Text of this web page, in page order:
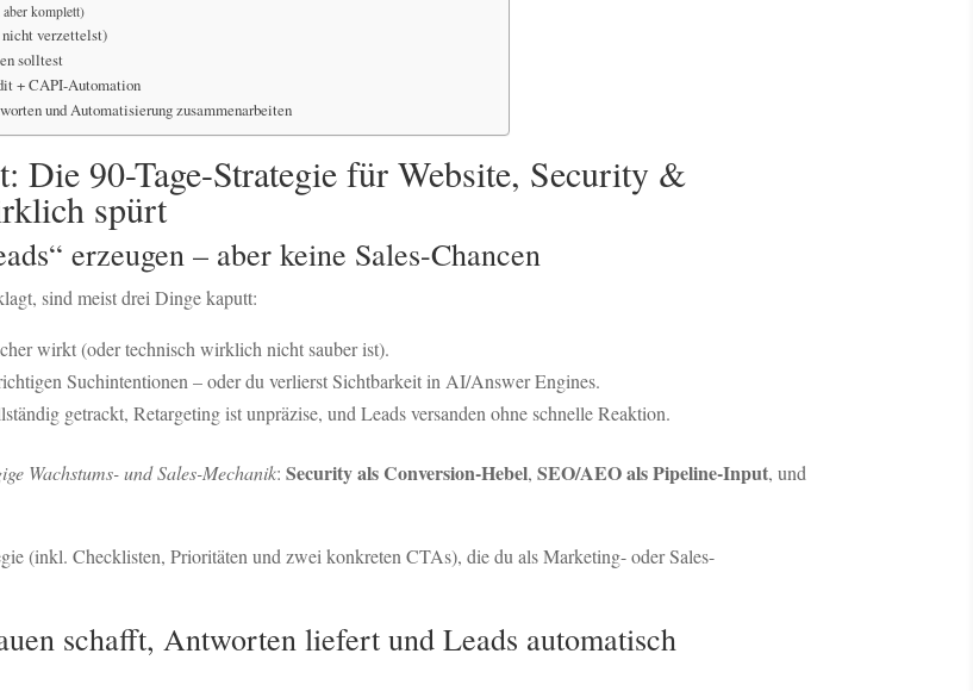
komplett)
verzettelst)
solltest
+ CAPI-Automation
und Automatisierung zusammenarbeiten
Die 90-Tage-Strategie für Website, Security &
spürt
erzeugen – aber keine Sales-Chancen
sind meist drei Dinge kaputt:
wirkt (oder technisch wirklich nicht sauber ist).
Suchintentionen – oder du verlierst Sichtbarkeit in AI/Answer Engines.
getrackt, Retargeting ist unpräzise, und Leads versanden ohne schnelle Reaktion.
Wachstums- und Sales-Mechanik: Security als Conversion-Hebel, SEO/AEO als Pipeline-Input, und
(inkl. Checklisten, Prioritäten und zwei konkreten CTAs), die du als Marketing- oder Sales-
schafft, Antworten liefert und Leads automatisch